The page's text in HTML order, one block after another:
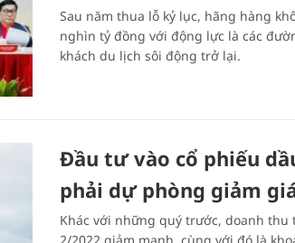
Sau năm thua lỗ kỷ lục, hãng hàng
nghìn tỷ đồng với động lực là các
khách du lịch sôi động trở lại.
Đầu tư vào cổ phiếu
phải dự phòng giảm
Khác với những quý trước, doanh thu
2/2022 giảm mạnh, cùng với đó là